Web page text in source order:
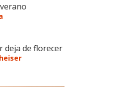
deja de florecer